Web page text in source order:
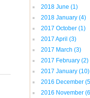
2018 June (1)
2018 January (4)
2017 October (1)
2017 April (3)
2017 March (3)
2017 February (2)
2017 January (10)
2016 December
2016 November